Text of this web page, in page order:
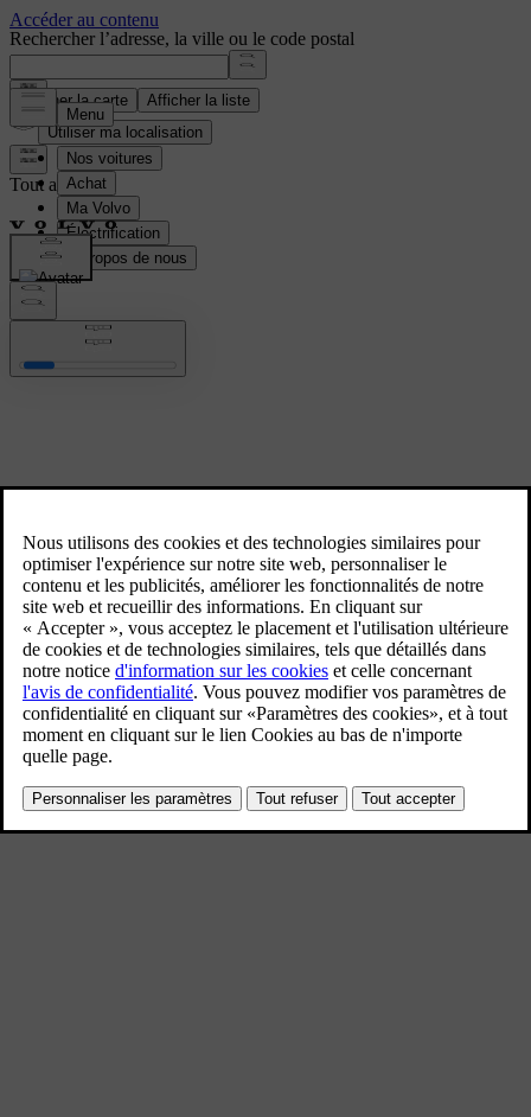
Rechercher l’adresse, la ville ou le code postal
Utiliser ma localisation
Tout afficher
Afficher la carte Afficher la liste